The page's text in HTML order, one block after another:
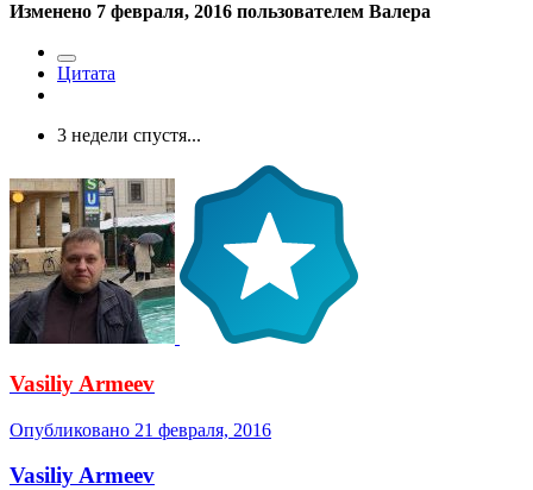
Изменено 7 февраля, 2016 пользователем Валера
Цитата
3 недели спустя...
Vasiliy Armeev
Опубликовано 21 февраля, 2016
Vasiliy Armeev